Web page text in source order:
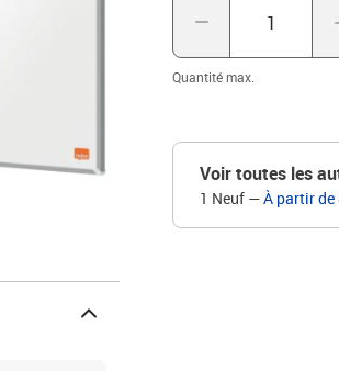
pour tableau blanc
Quantité max.
Voir toutes les
1 Neuf —À partir de